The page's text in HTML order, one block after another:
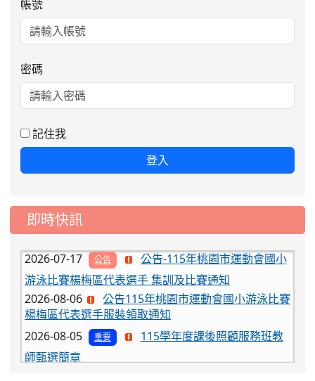
帳號
密碼
記住我
登入
即時快訊
2026-08-06
公告115年桃園市運動會國小游泳比賽
楊梅區代表選手服裝領取通知
師甄選簡章
115學年度一、三、五年級常
2026-07-31
公告
學校對面建案申請8月份「施
工車輛臨停」一案，請各位用路人留意
2026-07-17
公告
公告-115年桃園市運動會國小
游泳比賽楊梅區代表選手 集訓及比賽通知
2026-08-06
公告115年桃園市運動會國小游泳比賽
楊梅區代表選手服裝領取通知
2026-08-05
重要
115學年度課後照顧服務班教